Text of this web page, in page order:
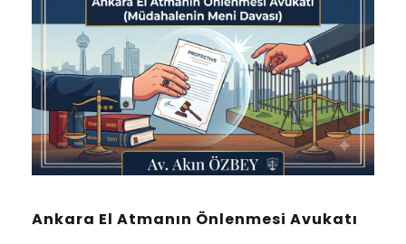
Ankara El Atmanın Önlenmesi Avukatı